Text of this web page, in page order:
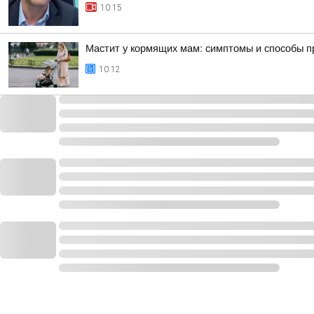
10:15
Мастит у кормящих мам: симптомы и способы
10:12